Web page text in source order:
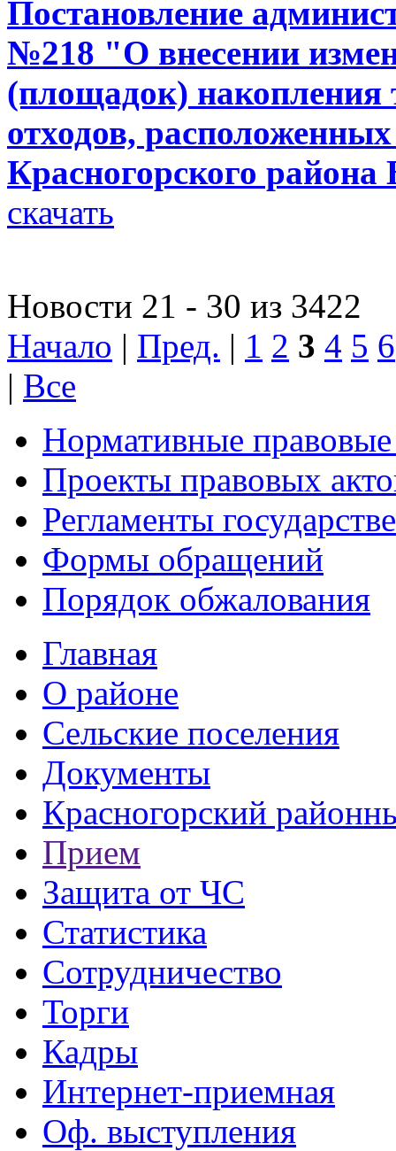
Постановление
№218 "О внесении
(площадок)
отходов,
Красногорского
скачать
Новости 21 - 30 из 3422
Начало | Пред. | 1 2 3 4 5 6
| Все
Нормативные
Проекты правовых
Регламенты
Формы обращений
Порядок обжалования
Главная
О районе
Сельские поселения
Документы
Красногорский
Прием
Защита от ЧС
Статистика
Сотрудничество
Торги
Кадры
Интернет-приемная
Оф. выступления